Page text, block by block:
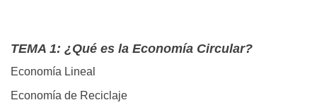
TEMA 1: ¿Qué es la Economía Circular?
Economía Lineal
Economía de Reciclaje